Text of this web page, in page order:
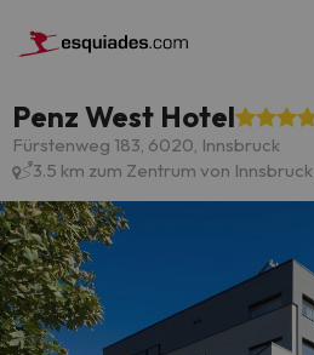
Penz West Hotel
Fürstenweg 183, 6020, Innsbruck
3.5 km zum Zentrum von Innsbruck